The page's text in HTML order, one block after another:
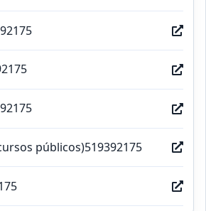
públicos)519392175